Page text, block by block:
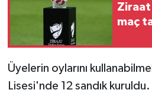
Ziraat
maç
Üyelerin oylarını
Lisesi'nde 12 sandık